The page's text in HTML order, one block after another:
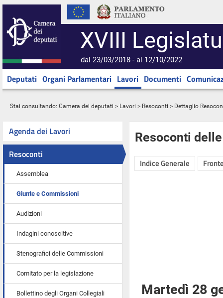
XVIII
dal 23/03/2018 - al 12/10/2022
Deputati Organi Parlamentari Lavori Documenti
Stai consultando: Camera dei deputati > Lavori > Resoconti > Dettaglio
Agenda dei Lavori
Resoconti
Assemblea
Giunte e Commissioni
Audizioni
Indagini conoscitive
Stenografici delle Commissioni
Comitato per la legislazione
Bollettino degli Organi Collegiali
Resoconti
Indice Generale
Martedì 28